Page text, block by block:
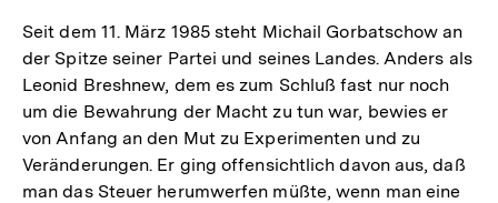
Seit dem 11. März 1985 steht Michail Gorbatschow an
der Spitze seiner Partei und seines Landes. Anders als
Leonid Breshnew, dem es zum Schluß fast nur noch
um die Bewahrung der Macht zu tun war, bewies er
von Anfang an den Mut zu Experimenten und zu
Veränderungen. Er ging offensichtlich davon aus, daß
man das Steuer herumwerfen müßte, wenn man eine